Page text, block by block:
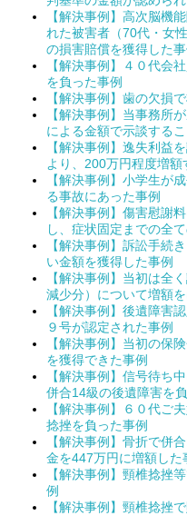
【解決事例】高次脳機
れた被害者（70代・女
の損害賠償を獲得した事
【解決事例】４０代会
を負った事例
【解決事例】歯の欠損
【解決事例】当事務所
による金額で示談する
【解決事例】逸失利益
より、200万円程度増額
【解決事例】小学生が
る事故にあった事例
【解決事例】傷害慰謝
し、症状固定までの全
【解決事例】訴訟手続
い金額を獲得した事例
【解決事例】当初は全
減少分）について増額
【解決事例】後遺障害
９号が認定された事例
【解決事例】当初の保
を獲得できた事例
【解決事例】信号待ち
併合14級の後遺障害を
【解決事例】６０代ご
捻挫を負った事例
【解決事例】骨折で併
金を447万円に増額した
【解決事例】頸椎捻挫
例
【解決事例】頸椎捻挫